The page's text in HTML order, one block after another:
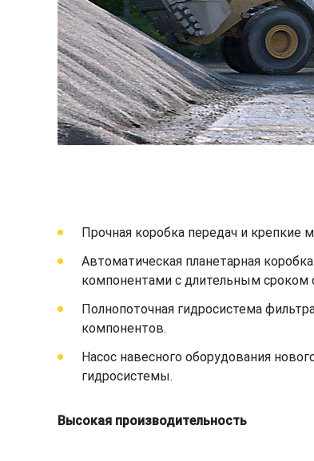
Прочная коробка передач и крепкие
Автоматическая планетарная
компонентами с длительным сроком
Полнопоточная гидросистема
компонентов.
Насос навесного оборудования
гидросистемы.
Высокая производительность